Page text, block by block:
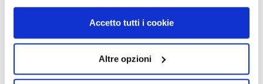
disponibiliqui. Le ricordiamo che, qualora clicchi su
“Utilizza solo i cookie necessari”, non sarà installato
quelli tecnici. Cliccando su “Accetto tutti i cookie”,
presterà il consenso all’installazione di tutti i cookie
utilizzati dal sito. Cliccando su “Altre opzioni”, potrà
Accetto tutti i cookie
Altre opzioni
r
Voeg
toe
verlanglijst
Voeg